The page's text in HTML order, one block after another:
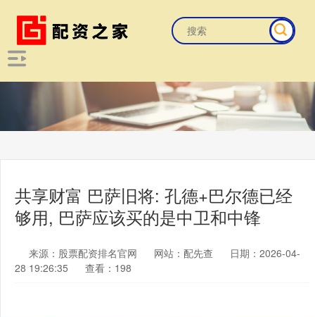
共享财富 巴萨旧将: 孔德+巴尔德已经
够用, 巴萨应该买的是中卫和中锋
来源：股票配资排名官网 网站：配先查
日期：2026-04-
28 19:26:35
查看：198